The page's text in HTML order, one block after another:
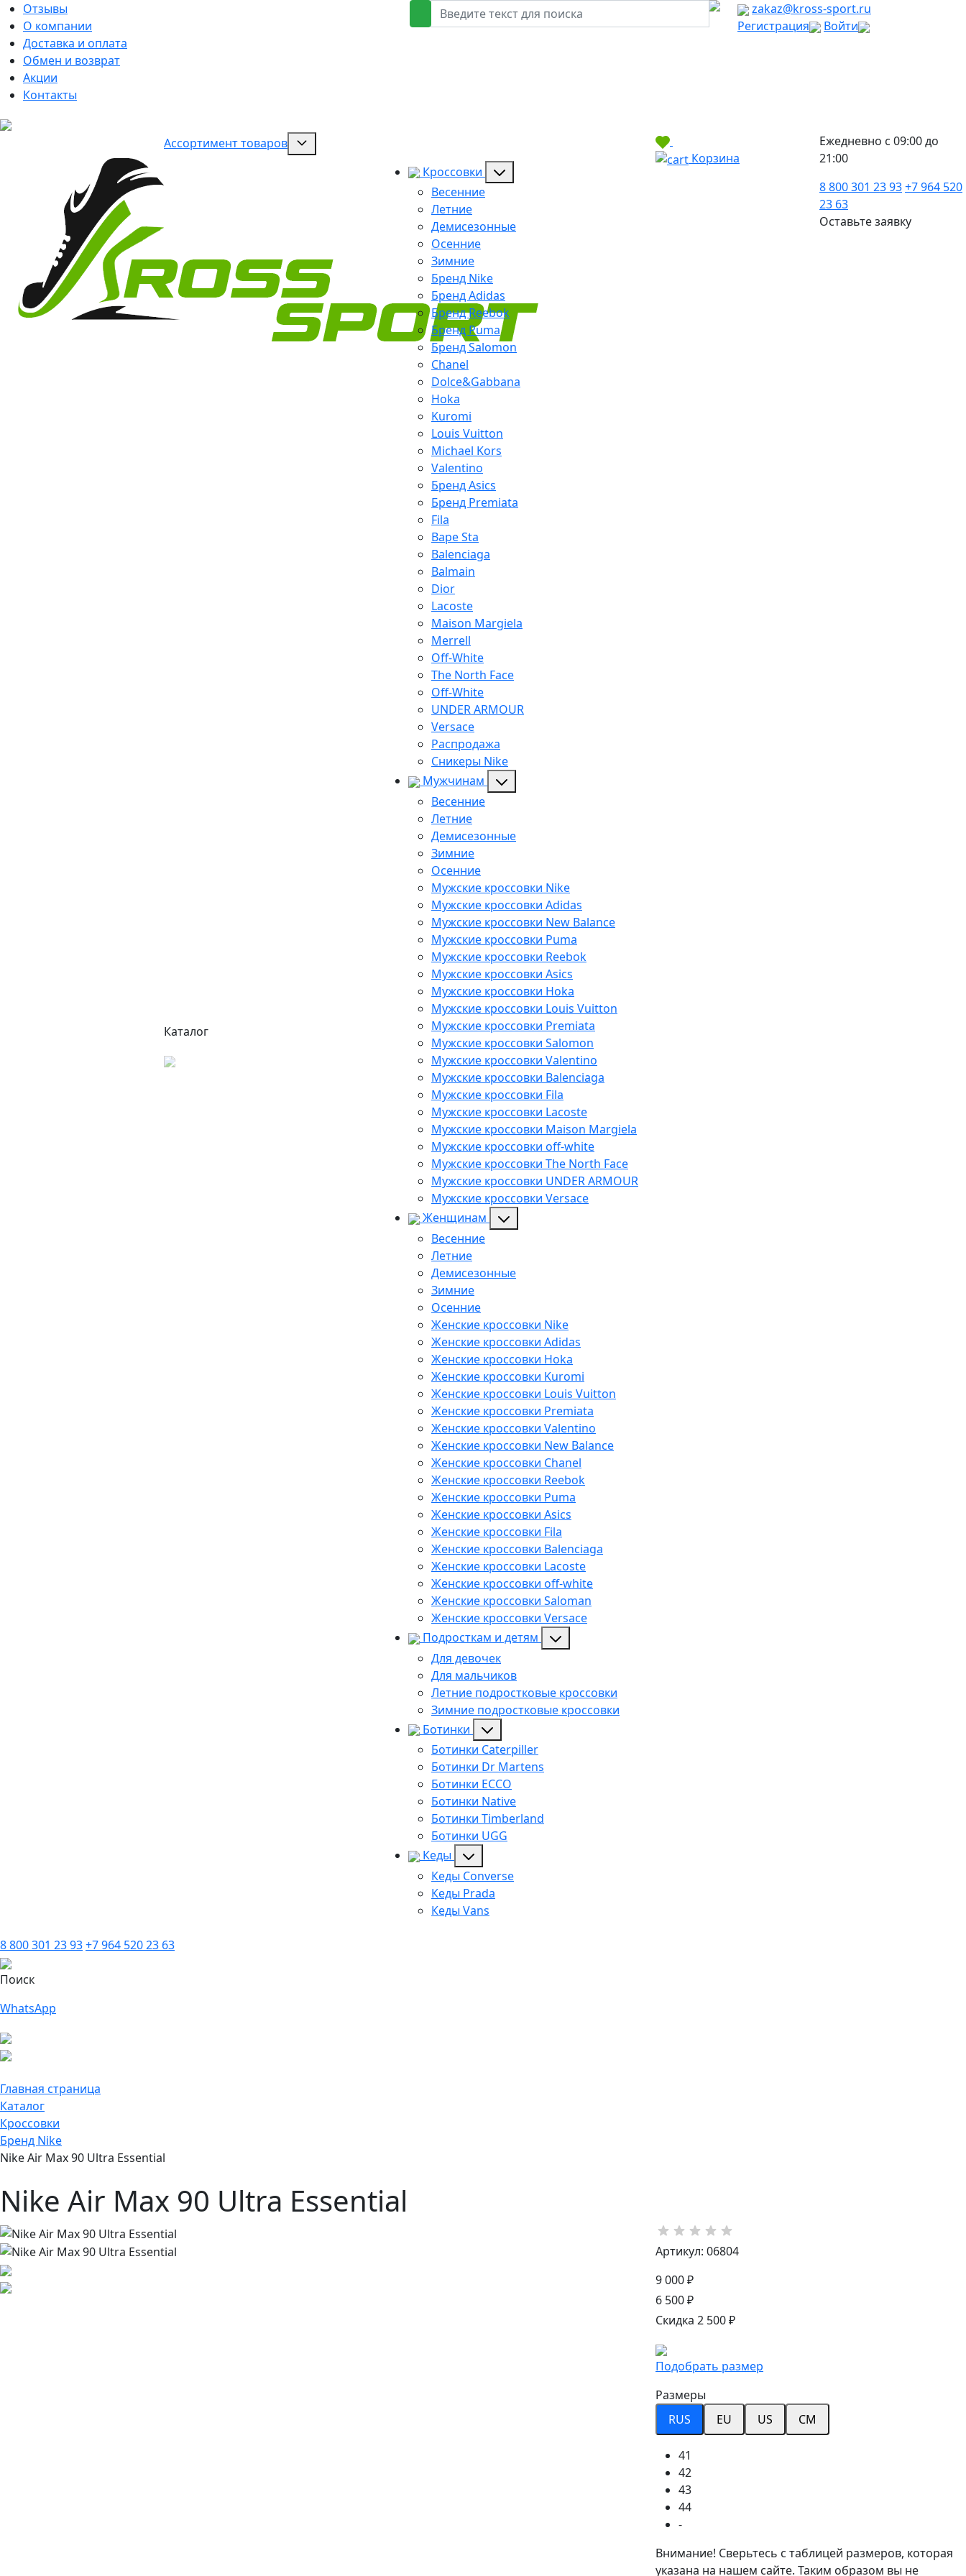
Отзывы
О компании
Доставка и оплата
Обмен и возврат
Акции
Контакты
zakaz@kross-sport.ru
Регистрация
Войти
Ассортимент товаров
Каталог
Кроссовки
Весенние
Летние
Демисезонные
Осенние
Зимние
Бренд Nike
Бренд Adidas
Бренд Reebok
Бренд Puma
Бренд Salomon
Chanel
Dolce&Gabbana
Hoka
Kuromi
Louis Vuitton
Michael Kors
Valentino
Бренд Asics
Бренд Premiata
Fila
Bape Sta
Balenciaga
Balmain
Dior
Lacoste
Maison Margiela
Merrell
Off-White
The North Face
Off-White
UNDER ARMOUR
Versace
Распродажа
Сникеры Nike
Мужчинам
Весенние
Летние
Демисезонные
Зимние
Осенние
Мужские кроссовки Nike
Мужские кроссовки Adidas
Мужские кроссовки New Balance
Мужские кроссовки Puma
Мужские кроссовки Reebok
Мужские кроссовки Asics
Мужские кроссовки Hoka
Мужские кроссовки Louis Vuitton
Мужские кроссовки Premiata
Мужские кроссовки Salomon
Мужские кроссовки Valentino
Мужские кроссовки Balenciaga
Мужские кроссовки Fila
Мужские кроссовки Lacoste
Мужские кроссовки Maison Margiela
Мужские кроссовки off-white
Мужские кроссовки The North Face
Мужские кроссовки UNDER ARMOUR
Мужские кроссовки Versace
Женщинам
Весенние
Летние
Демисезонные
Зимние
Осенние
Женские кроссовки Nike
Женские кроссовки Adidas
Женские кроссовки Hoka
Женские кроссовки Kuromi
Женские кроссовки Louis Vuitton
Женские кроссовки Premiata
Женские кроссовки Valentino
Женские кроссовки New Balance
Женские кроссовки Chanel
Женские кроссовки Reebok
Женские кроссовки Puma
Женские кроссовки Asics
Женские кроссовки Fila
Женские кроссовки Balenciaga
Женские кроссовки Lacoste
Женские кроссовки off-white
Женские кроссовки Saloman
Женские кроссовки Versace
Подросткам и детям
Для девочек
Для мальчиков
Летние подростковые кроссовки
Зимние подростковые кроссовки
Ботинки
Ботинки Caterpiller
Ботинки Dr Martens
Ботинки ECCO
Ботинки Native
Ботинки Timberland
Ботинки UGG
Кеды
Кеды Converse
Кеды Prada
Кеды Vans
Корзина
Ежедневно с 09:00 до
21:00
8 800 301 23 93+7 964 520
23 63
Оставьте заявку
8 800 301 23 93+7 964 520 23 63
Поиск
WhatsApp
Главная страница
Каталог
Кроссовки
Бренд Nike
Nike Air Max 90 Ultra Essential
Nike Air Max 90 Ultra Essential
Артикул: 06804
9 000 ₽
6 500 ₽
Скидка 2 500 ₽
Подобрать размер
Размеры
RUS
EU US CM
41
42
43
44
-
Внимание! Сверьтесь с таблицей размеров, которая
указана на нашем сайте. Таким образом вы не